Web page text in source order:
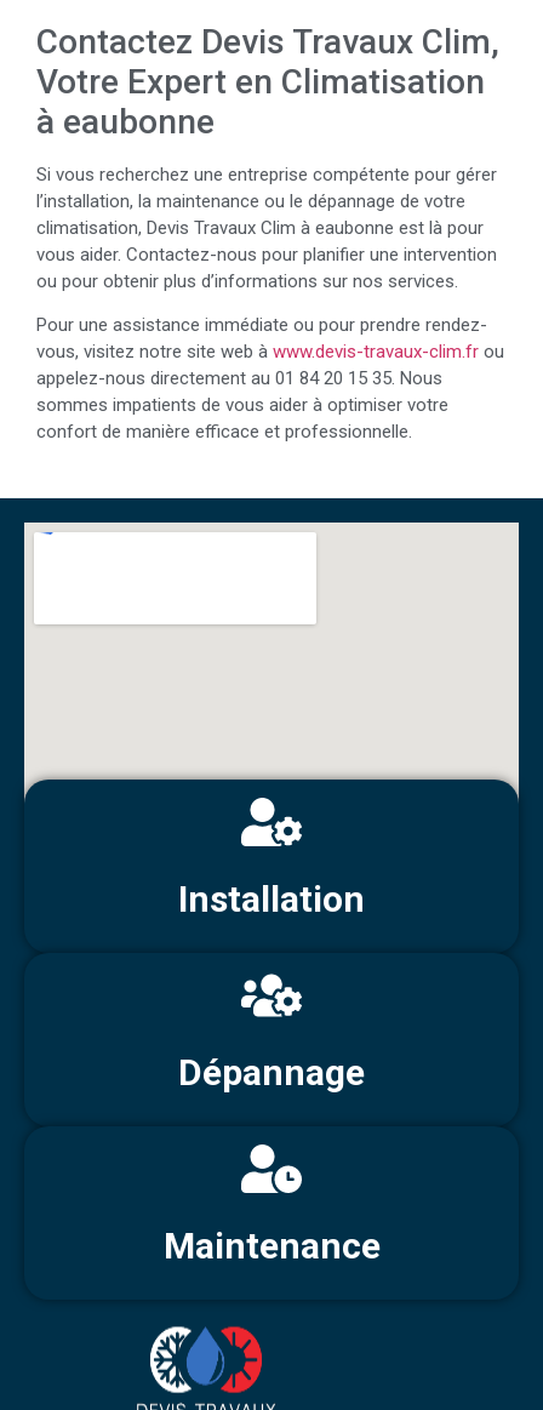
Contactez Devis Travaux Clim,
Votre Expert en Climatisation
à eaubonne
Si vous recherchez une entreprise compétente pour gérer
l’installation, la maintenance ou le dépannage de votre
climatisation, Devis Travaux Clim à eaubonne est là pour
vous aider. Contactez-nous pour planifier une intervention
ou pour obtenir plus d’informations sur nos services.
Pour une assistance immédiate ou pour prendre rendez-
vous, visitez notre site web à www.devis-travaux-clim.fr ou
appelez-nous directement au 01 84 20 15 35. Nous
sommes impatients de vous aider à optimiser votre
confort de manière efficace et professionnelle.
Installation
Dépannage
Maintenance